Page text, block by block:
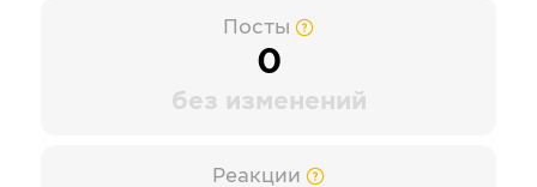
Посты
0
без изменений
Реакции